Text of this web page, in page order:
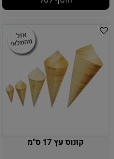
קונוס עץ 17 ס"מ